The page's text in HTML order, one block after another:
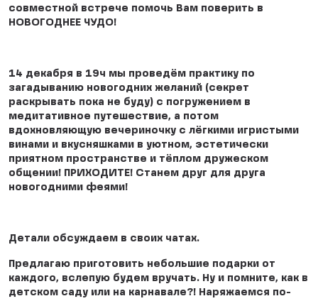
совместной встрече помочь Вам поверить в
НОВОГОДНЕЕ ЧУДО!
14 декабря в 19ч мы проведём практику по
загадыванию новогодних желаний (секрет
раскрывать пока не буду) с погружением в
медитативное путешествие, а потом
вдохновляющую вечериночку с лёгкими игристыми
винами и вкусняшками в уютном, эстетически
приятном пространстве и тёплом дружеском
общении! ПРИХОДИТЕ! Станем друг для друга
новогодними феями!
Детали обсуждаем в своих чатах.
Предлагаю приготовить небольшие подарки от
каждого, вслепую будем вручать. Ну и помните, как в
детском саду или на карнавале?! Наряжаемся по-